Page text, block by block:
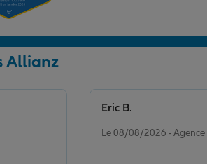
Allianz
Le 08/08/2026 - Agence
Eric B.